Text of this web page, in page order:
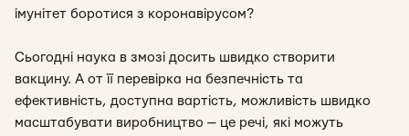
імунітет боротися з коронавірусом?
Сьогодні наука в змозі досить швидко створити
вакцину. А от її перевірка на безпечність та
ефективність, доступна вартість, можливість швидко
масштабувати виробництво — це речі, які можуть